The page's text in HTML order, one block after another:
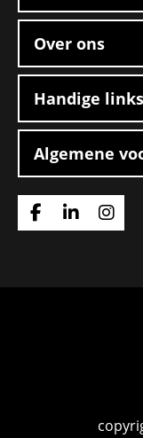
Over ons
Handige links
Algemene
Ga
Ga
Ga